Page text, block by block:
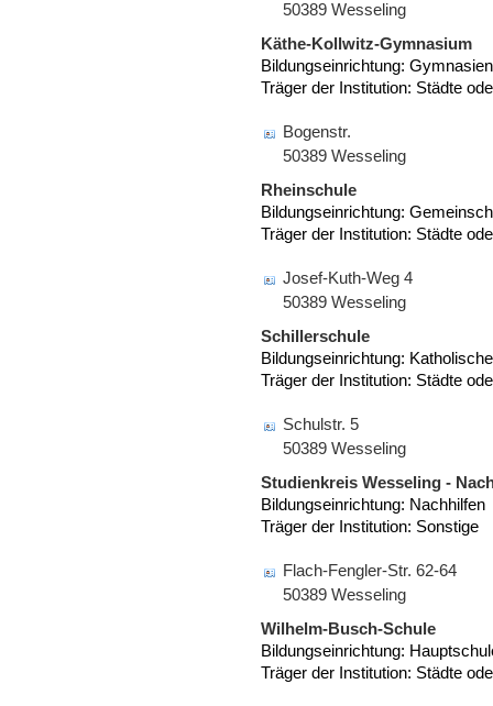
50389 Wesseling
Käthe-Kollwitz-Gymnasium
Bildungseinrichtung: Gymnasien
Träger der Institution: Städte
Bogenstr.
50389 Wesseling
Rheinschule
Bildungseinrichtung:
Träger der Institution: Städte
Josef-Kuth-Weg 4
50389 Wesseling
Schillerschule
Bildungseinrichtung:
Träger der Institution: Städte
Schulstr. 5
50389 Wesseling
Studienkreis Wesseling -
Bildungseinrichtung: Nachhilfen
Träger der Institution: Sonstige
Flach-Fengler-Str. 62-64
50389 Wesseling
Wilhelm-Busch-Schule
Bildungseinrichtung:
Träger der Institution: Städte